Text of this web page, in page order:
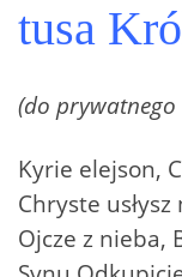
tusa
(do
Kyrie elejson,
Chryste
Ojcze z nieba,